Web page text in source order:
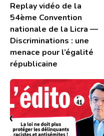
Replay vidéo de la
54ème Convention
nationale de la Licra —
Discriminations : une
menace pour l’égalité
républicaine